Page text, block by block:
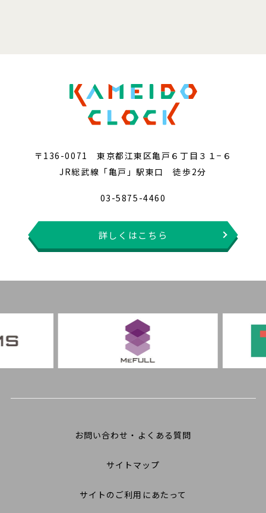
〒136-0071 東京都江東区亀戸６丁目３１−６
JR総武線「亀戸」駅東口 徒歩2分
03-5875-4460
詳しくはこちら
お問い合わせ・よくある質問
サイトマップ
サイトのご利用にあたって